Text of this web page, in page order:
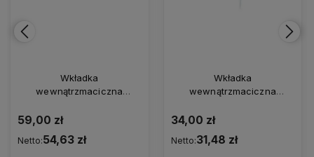
Wkładka
wewnątrzmaciczna
miedziana, typ Nova T
59,00 zł
Netto:54,63 zł
Wkładka
wewnątrzmaciczna
TCu 380A SMB - (1 szt.)
34,00 zł
Netto:31,48 zł